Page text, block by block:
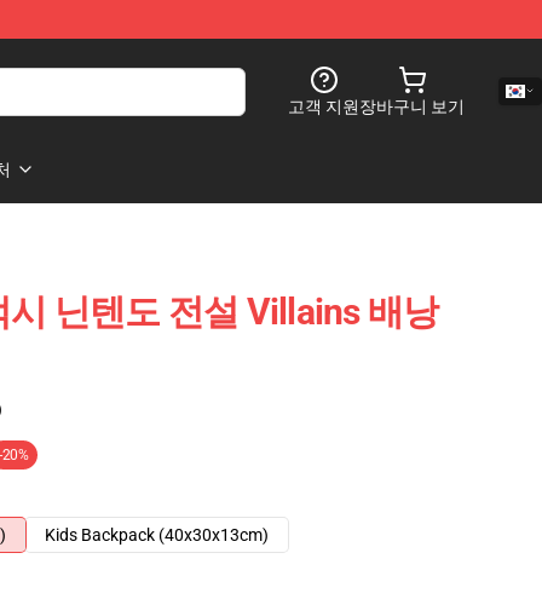
고객 지원장바구니 보기
닌텐도 전설 Villains 배낭
-20%
Kids Backpack (40x30x13cm)